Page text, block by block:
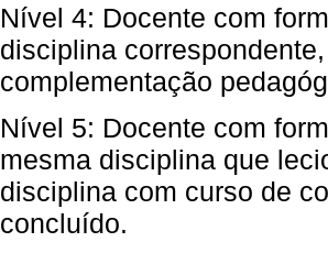
Nível 4: Docente com
disciplina
complementação
Nível 5: Docente com
mesma disciplina que
disciplina com curso de
concluído.